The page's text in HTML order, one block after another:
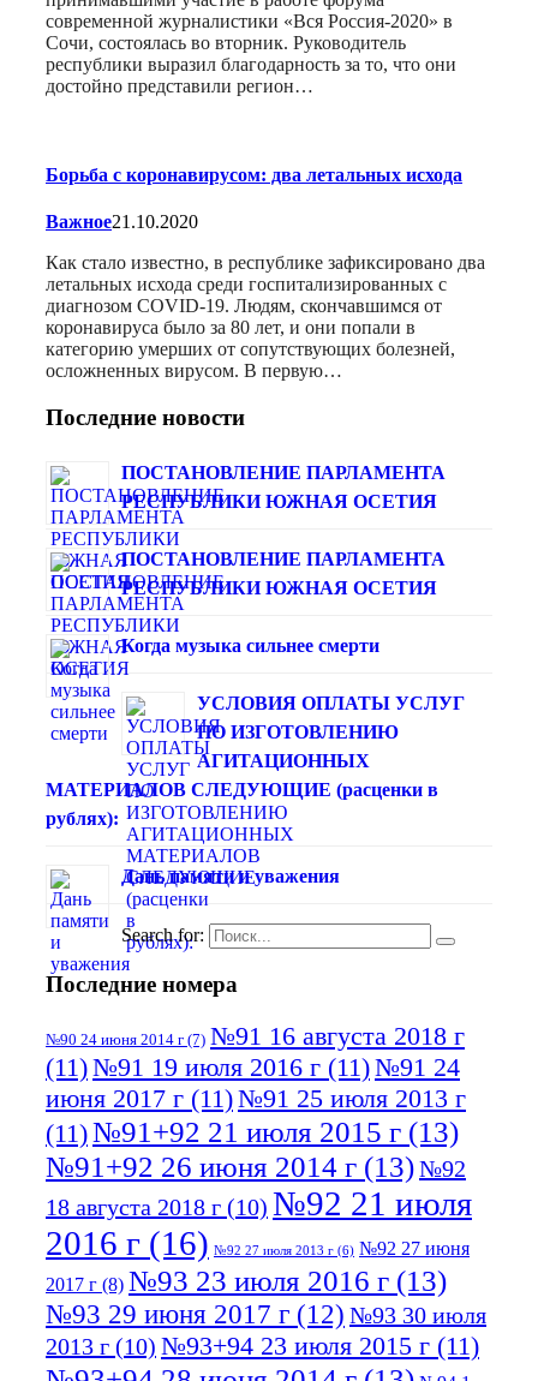
современной журналистики «Вся Россия-2020» в
Сочи, состоялась во вторник. Руководитель
республики выразил благодарность за то, что они
достойно представили регион…
Борьба с коронавирусом: два летальных исхода
Важное21.10.2020
Как стало известно, в республике зафиксировано два
летальных исхода среди госпитализированных с
диагнозом COVID-19. Людям, скончавшимся от
коронавируса было за 80 лет, и они попали в
категорию умерших от сопутствующих болезней,
осложненных вирусом. В первую…
Последние новости
ПОСТАНОВЛЕНИЕ ПАРЛАМЕНТА
РЕСПУБЛИКИ ЮЖНАЯ ОСЕТИЯ
ПОСТАНОВЛЕНИЕ ПАРЛАМЕНТА
РЕСПУБЛИКИ ЮЖНАЯ ОСЕТИЯ
Когда музыка сильнее смерти
УСЛОВИЯ ОПЛАТЫ УСЛУГ
ПО ИЗГОТОВЛЕНИЮ
АГИТАЦИОННЫХ
МАТЕРИАЛОВ СЛЕДУЮЩИЕ (расценки в
рублях):
Дань памяти и уважения
Search for:
Последние номера
№90 24 июня 2014 г (7) №91 16 августа 2018 г
(11)№91 19 июля 2016 г (11)№91 24
июня 2017 г (11)№91 25 июля 2013 г
(11)№91+92 21 июля 2015 г (13)
№91+92 26 июня 2014 г (13)№92
18 августа 2018 г (10) №92 21 июля
2016 г (16) №92 27 июля 2013 г (6) №92 27 июня
2017 г (8) №93 23 июля 2016 г (13)
№93 29 июня 2017 г (12) №93 30 июля
2013 г (10) №93+94 23 июля 2015 г (11)